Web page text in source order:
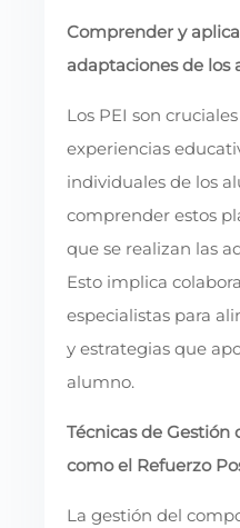
Comprender y
adaptaciones de los
Los PEI son
experiencias
individuales de los
comprender estos
que se realizan las
Esto implica
especialistas para
y estrategias que
alumno.
Técnicas de
como el Refuerzo
La gestión del